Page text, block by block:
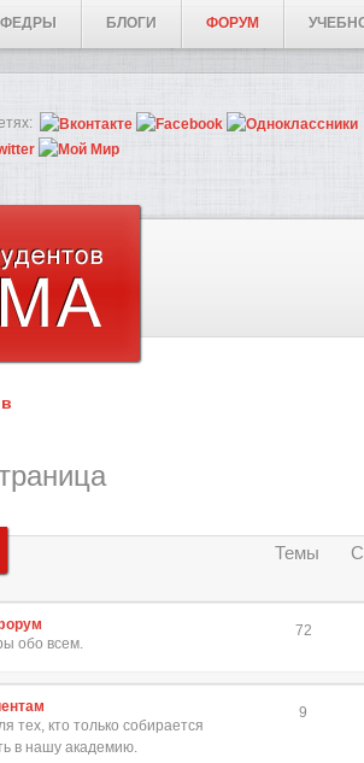
БЛОГИ ФОРУМ
Темы
обо всем.
72
тех, кто только собирается
в нашу академию.
9